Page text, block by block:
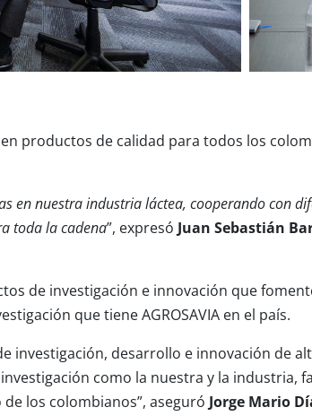
productos de calidad para todos los
en nuestra industria láctea, cooperando con
toda la cadena”, expresó Juan Sebastián
de investigación e innovación que
que tiene AGROSAVIA en el país.
investigación, desarrollo e innovación de
como la nuestra y la industria,
los colombianos”, aseguró Jorge Mario